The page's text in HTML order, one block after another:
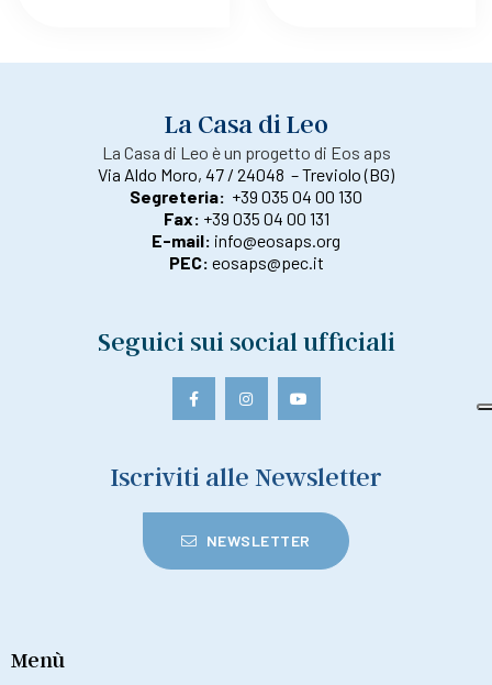
La Casa di Leo
La Casa di Leo è un progetto di Eos aps
Via Aldo Moro, 47 / 24048 – Treviolo (BG)
Segreteria: +39 035 04 00 130
Fax: +39 035 04 00 131
E-mail: info@eosaps.org
PEC: eosaps@pec.it
Seguici sui social ufficiali
Iscriviti alle Newsletter
NEWSLETTER
Menù